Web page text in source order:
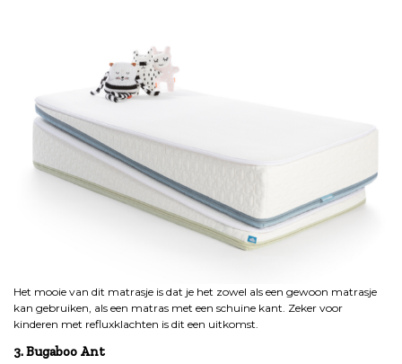
Het mooie van dit matrasje is dat je het zowel als een gewoon matrasje
kan gebruiken, als een matras met een schuine kant. Zeker voor
kinderen met refluxklachten is dit een uitkomst.
3. Bugaboo Ant